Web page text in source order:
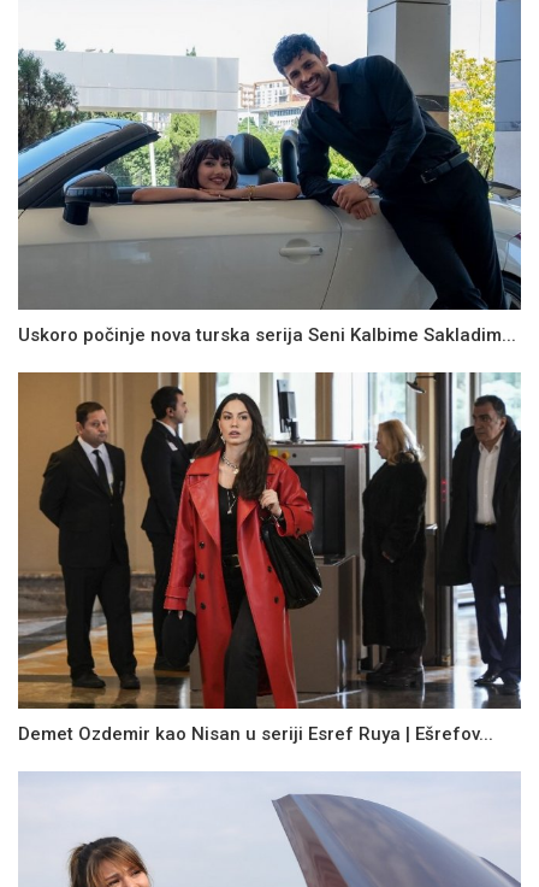
Uskoro počinje nova turska serija Seni Kalbime Sakladim...
Demet Ozdemir kao Nisan u seriji Esref Ruya | Ešrefov...